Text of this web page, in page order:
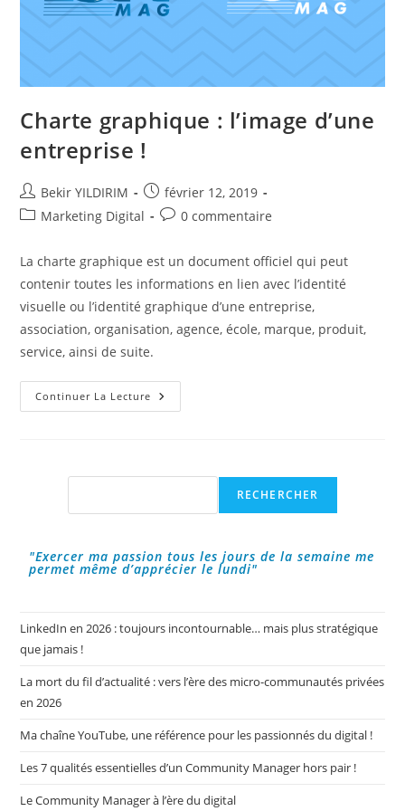
Charte graphique : l’image d’une
entreprise !
Auteur/autrice
de
Bekir YILDIRIM
Publication
publiée :
février 12, 2019
PostMarketing Digital
Commentaires
la
0 commentaire
La charte graphique est un document officiel qui peut
contenir toutes les informations en lien avec l’identité
visuelle ou l’identité graphique d’une entreprise,
association, organisation, agence, école, marque, produit,
service, ainsi de suite.
Continuer La Lecture Charte
Graphique
!
Rechercher
RECHERCHER
"Exercer ma passion tous les jours de la semaine me
permet même d’apprécier le lundi"
LinkedIn en 2026 : toujours incontournable… mais plus stratégique
que jamais !
La mort du fil d’actualité : vers l’ère des micro-communautés privées
en 2026
Ma chaîne YouTube, une référence pour les passionnés du digital !
Les 7 qualités essentielles d’un Community Manager hors pair !
Le Community Manager à l’ère du digital